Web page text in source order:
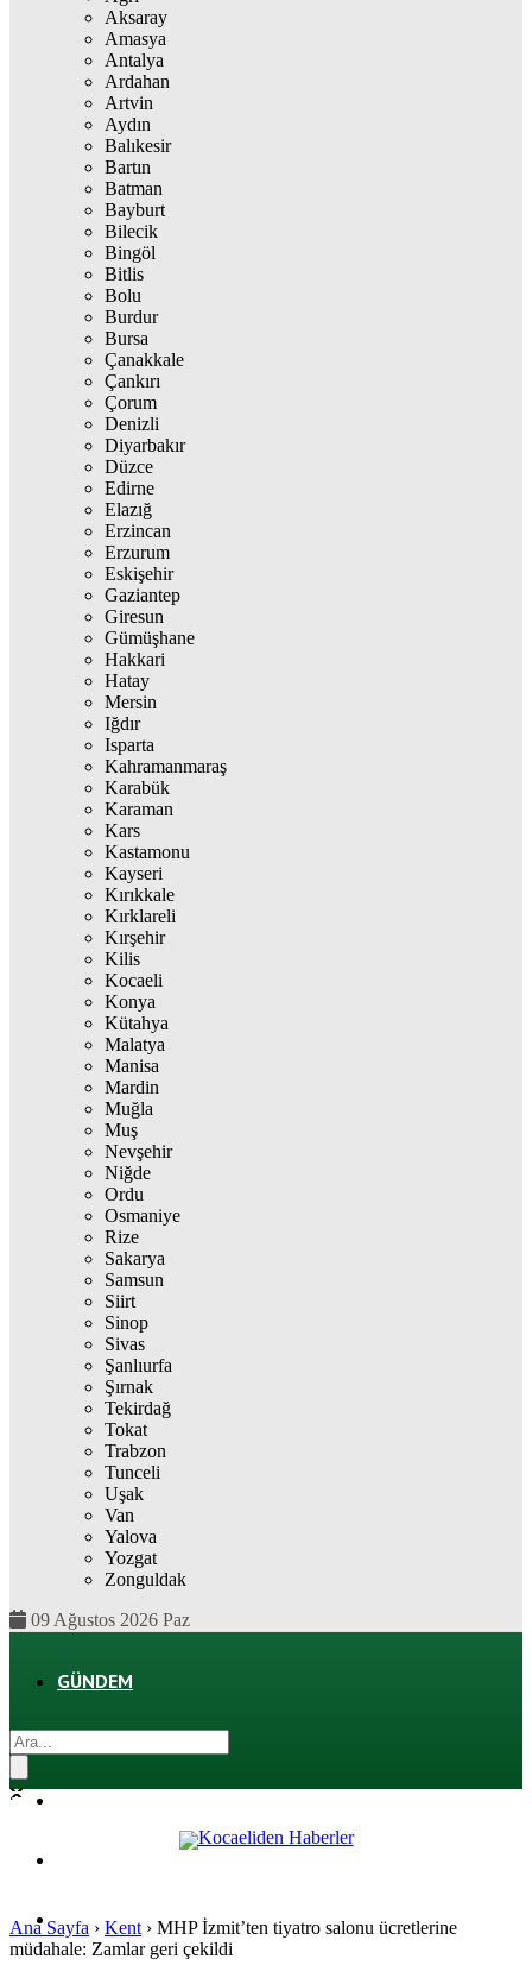
Aksaray
Amasya
Antalya
Ardahan
Artvin
Aydın
Balıkesir
Bartın
Batman
Bayburt
Bilecik
Bingöl
Bitlis
Bolu
Burdur
Bursa
Çanakkale
Çankırı
Çorum
Denizli
Diyarbakır
Düzce
Edirne
Elazığ
Erzincan
Erzurum
Eskişehir
Gaziantep
Giresun
Gümüşhane
Hakkari
Hatay
Mersin
Iğdır
Isparta
Kahramanmaraş
Karabük
Karaman
Kars
Kastamonu
Kayseri
Kırıkkale
Kırklareli
Kırşehir
Kilis
Kocaeli
Konya
Kütahya
Malatya
Manisa
Mardin
Muğla
Muş
Nevşehir
Niğde
Ordu
Osmaniye
Rize
Sakarya
Samsun
Siirt
Sinop
Sivas
Şanlıurfa
Şırnak
Tekirdağ
Tokat
Trabzon
Tunceli
Uşak
Van
Yalova
Yozgat
Zonguldak
09 Ağustos 2026 Paz
GÜNDEM
SPOR
Ana Sayfa › Kent › MHP İzmit’ten tiyatro salonu ücretlerine
müdahale: Zamlar geri çekildi